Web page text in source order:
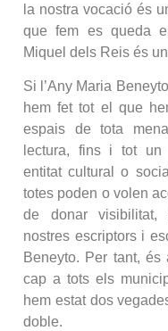
la nostra vocació és
que fem es queda
Miquel dels Reis és
Si l’Any Maria
hem fet tot el que
espais de tota
lectura, fins i tot un
entitat cultural o
totes poden o volen
de donar visibilitat,
nostres escriptors i
Beneyto. Per tant,
cap a tots els
hem estat dos
doble.